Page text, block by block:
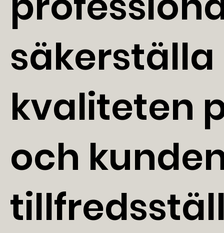
kvaliteten
och